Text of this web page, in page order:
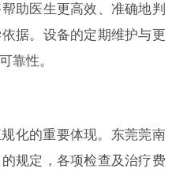
助医生更高效、准确地判
据。设备的定期维护与更
靠性。
化的重要体现。东莞莞南
规定，各项检查及治疗费